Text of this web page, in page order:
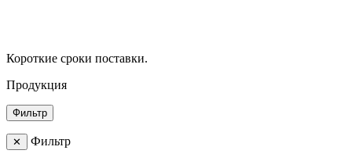
Короткие сроки поставки.
Продукция
Фильтр
✕ Фильтр